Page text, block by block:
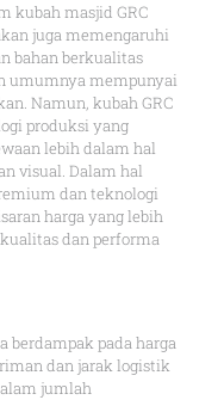
kubah masjid GRC
juga memengaruhi
bahan berkualitas
umumnya mempunyai
Namun, kubah GRC
produksi yang
lebih dalam hal
visual. Dalam hal
dan teknologi
harga yang lebih
dan performa
berdampak pada harga
dan jarak logistik
jumlah